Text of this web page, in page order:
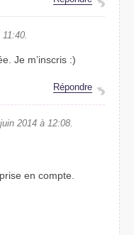
Je m’inscris :)
Répondre
2014 à 12:08.
en compte.